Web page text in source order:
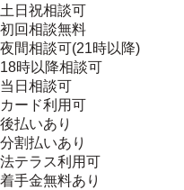
土日祝相談可
初回相談無料
夜間相談可(21時以降)
18時以降相談可
当日相談可
カード利用可
後払いあり
分割払いあり
法テラス利用可
着手金無料あり